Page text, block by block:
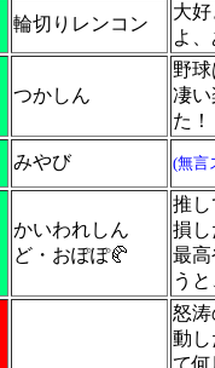
輪切りレンコン
大
よ
つかしん
野
凄
た！
みやび (無言
かいわれしん
ど・おぽぽ🥐
推
損
最
う
怒
動
て